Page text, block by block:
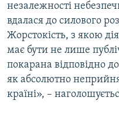
незалежності
вдалася до силового
Жорстокість, з якою
має бути не лише
покарана відповідно
як абсолютно
країні», –